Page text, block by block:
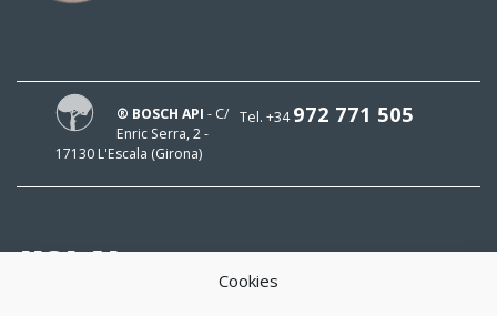
Cookies
Tel. +34972 771 505
® BOSCH API - C/
Enric Serra, 2 -
17130 L'Escala (Girona)
HOLA!